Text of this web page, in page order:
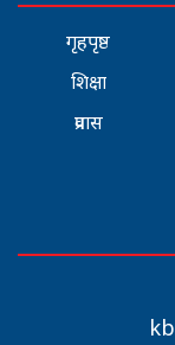
गृहपृष्ठ
शिक्षा
प्रवास